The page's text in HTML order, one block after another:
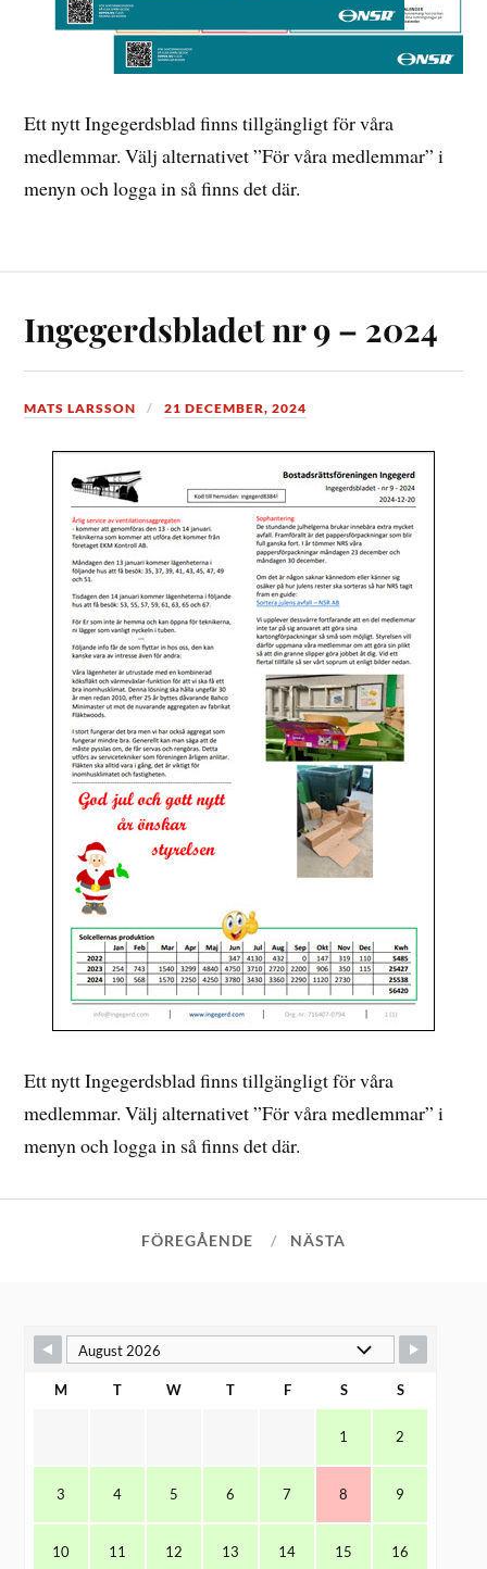
Ett nytt Ingegerdsblad finns tillgängligt för våra
medlemmar. Välj alternativet ”För våra medlemmar” i
menyn och logga in så finns det där.
Ingegerdsbladet nr 9 – 2024
MATS LARSSON 21 DECEMBER, 2024
Ett nytt Ingegerdsblad finns tillgängligt för våra
medlemmar. Välj alternativet ”För våra medlemmar” i
menyn och logga in så finns det där.
FÖREGÅENDE NÄSTA
M T W T F S S
1 2
3 4 5 6 7 8 9
10 11 12 13 14 15 16